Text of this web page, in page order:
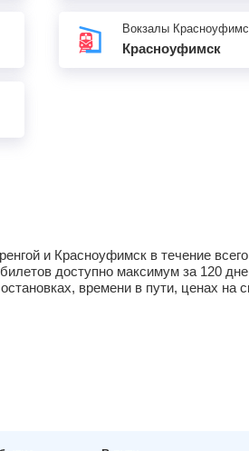
Вокзалы
Красноуфимск
и Красноуфимск в течение
доступно максимум за 120
времени в пути, ценах